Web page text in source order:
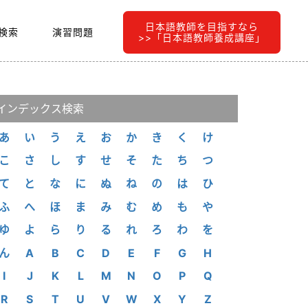
索 演習問題 日本語教師を目指すなら
>>「日本語教師養成講座」
ンデックス検索
い う え お か き く
け
さ し す せ そ た ち
つ
と な に ぬ ね の は
ひ
へ ほ ま み む め も
や
よ ら り る れ ろ わ
を
A B C D E F G
H
I
J K L M N O P
Q
R
S T U V W X Y Z